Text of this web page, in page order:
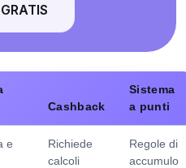
Cashback
Sistema
a punti
e
Richiede
calcoli
Regole di
accumulo